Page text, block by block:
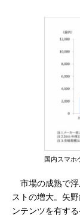
国内スマホ
市場の成熟で浮
ストの増大。矢
ンテンツを有す